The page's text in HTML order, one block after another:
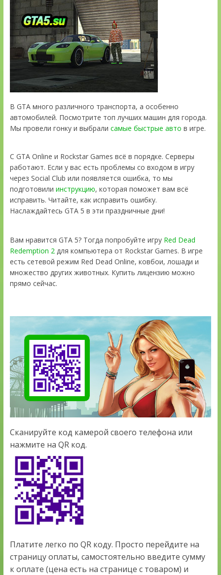
В GTA много различного транспорта, а особенно
автомобилей. Посмотрите топ лучших машин для города.
Мы провели гонку и выбрали самые быстрые авто в игре.
С GTA Online и Rockstar Games всё в порядке. Серверы
работают. Если у вас есть проблемы со входом в игру
через Social Club или появляется ошибка, то мы
подготовили инструкцию, которая поможет вам всё
исправить. Читайте, как исправить ошибку.
Наслаждайтесь GTA 5 в эти праздничные дни!
Вам нравится GTA 5? Тогда попробуйте игру Red Dead
Redemption 2для компьютера от Rockstar Games. В игре
есть сетевой режим Red Dead Online, ковбои, лошади и
множество других животных. Купить лицензию можно
прямо сейчас.
Сканируйте код камерой своего телефона или
нажмите на QR код.
Платите легко по QR коду. Просто перейдите на
страницу оплаты, самостоятельно введите сумму
к оплате (цена есть на странице с товаром) и